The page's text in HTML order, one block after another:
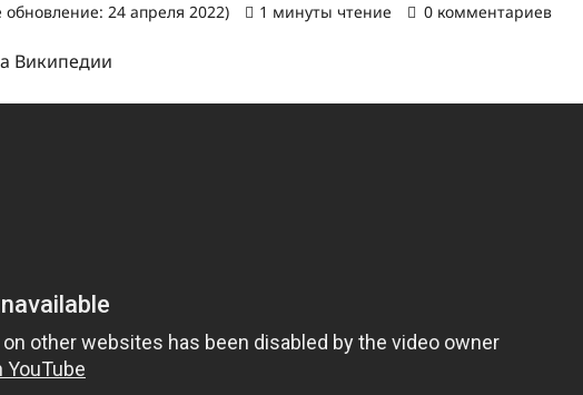
24 апреля 2022) 1 минуты чтение 0 комментариев